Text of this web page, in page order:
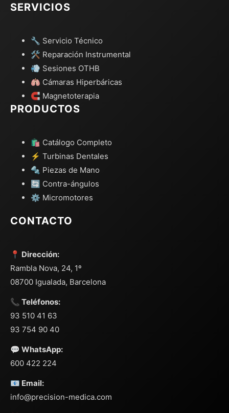
SERVICIOS
🔧 Servicio Técnico
🛠️ Reparación Instrumental
💨 Sesiones OTHB
🫁 Cámaras Hiperbáricas
🧲 Magnetoterapia
PRODUCTOS
🛍️ Catálogo Completo
⚡ Turbinas Dentales
🔩 Piezas de Mano
🔄 Contra-ángulos
⚙️ Micromotores
CONTACTO
📍 Dirección:
Rambla Nova, 24, 1º
08700 Igualada, Barcelona
📞 Teléfonos:
93 510 41 63
93 754 90 40
💬 WhatsApp:
600 422 224
📧 Email:
info@precision-medica.com